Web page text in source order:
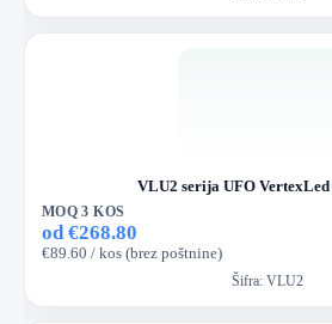
VLU2 serija UFO
MOQ 3 KOS
od €268.80
€89.60 / kos (brez poštnine)
Šifra: VLU2